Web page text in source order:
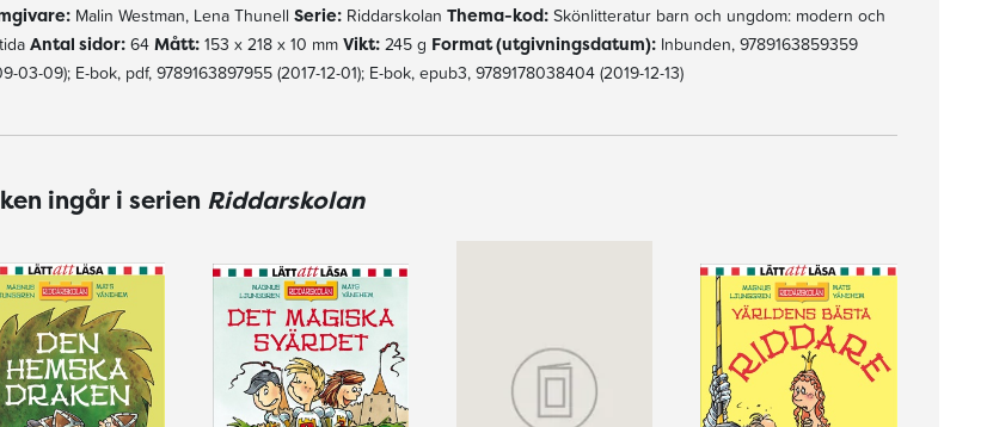
Malin Westman, Lena Thunell Serie:Riddarskolan Thema-kod:Skönlitteratur barn och ungdom: modern och
Antal sidor:64 Mått:153 x 218 x 10 mm Vikt:245 g Format (utgivningsdatum):Inbunden, 9789163859359
03-09); E-bok, pdf, 9789163897955 (2017-12-01); E-bok, epub3, 9789178038404 (2019-12-13)
ingår i serien Riddarskolan